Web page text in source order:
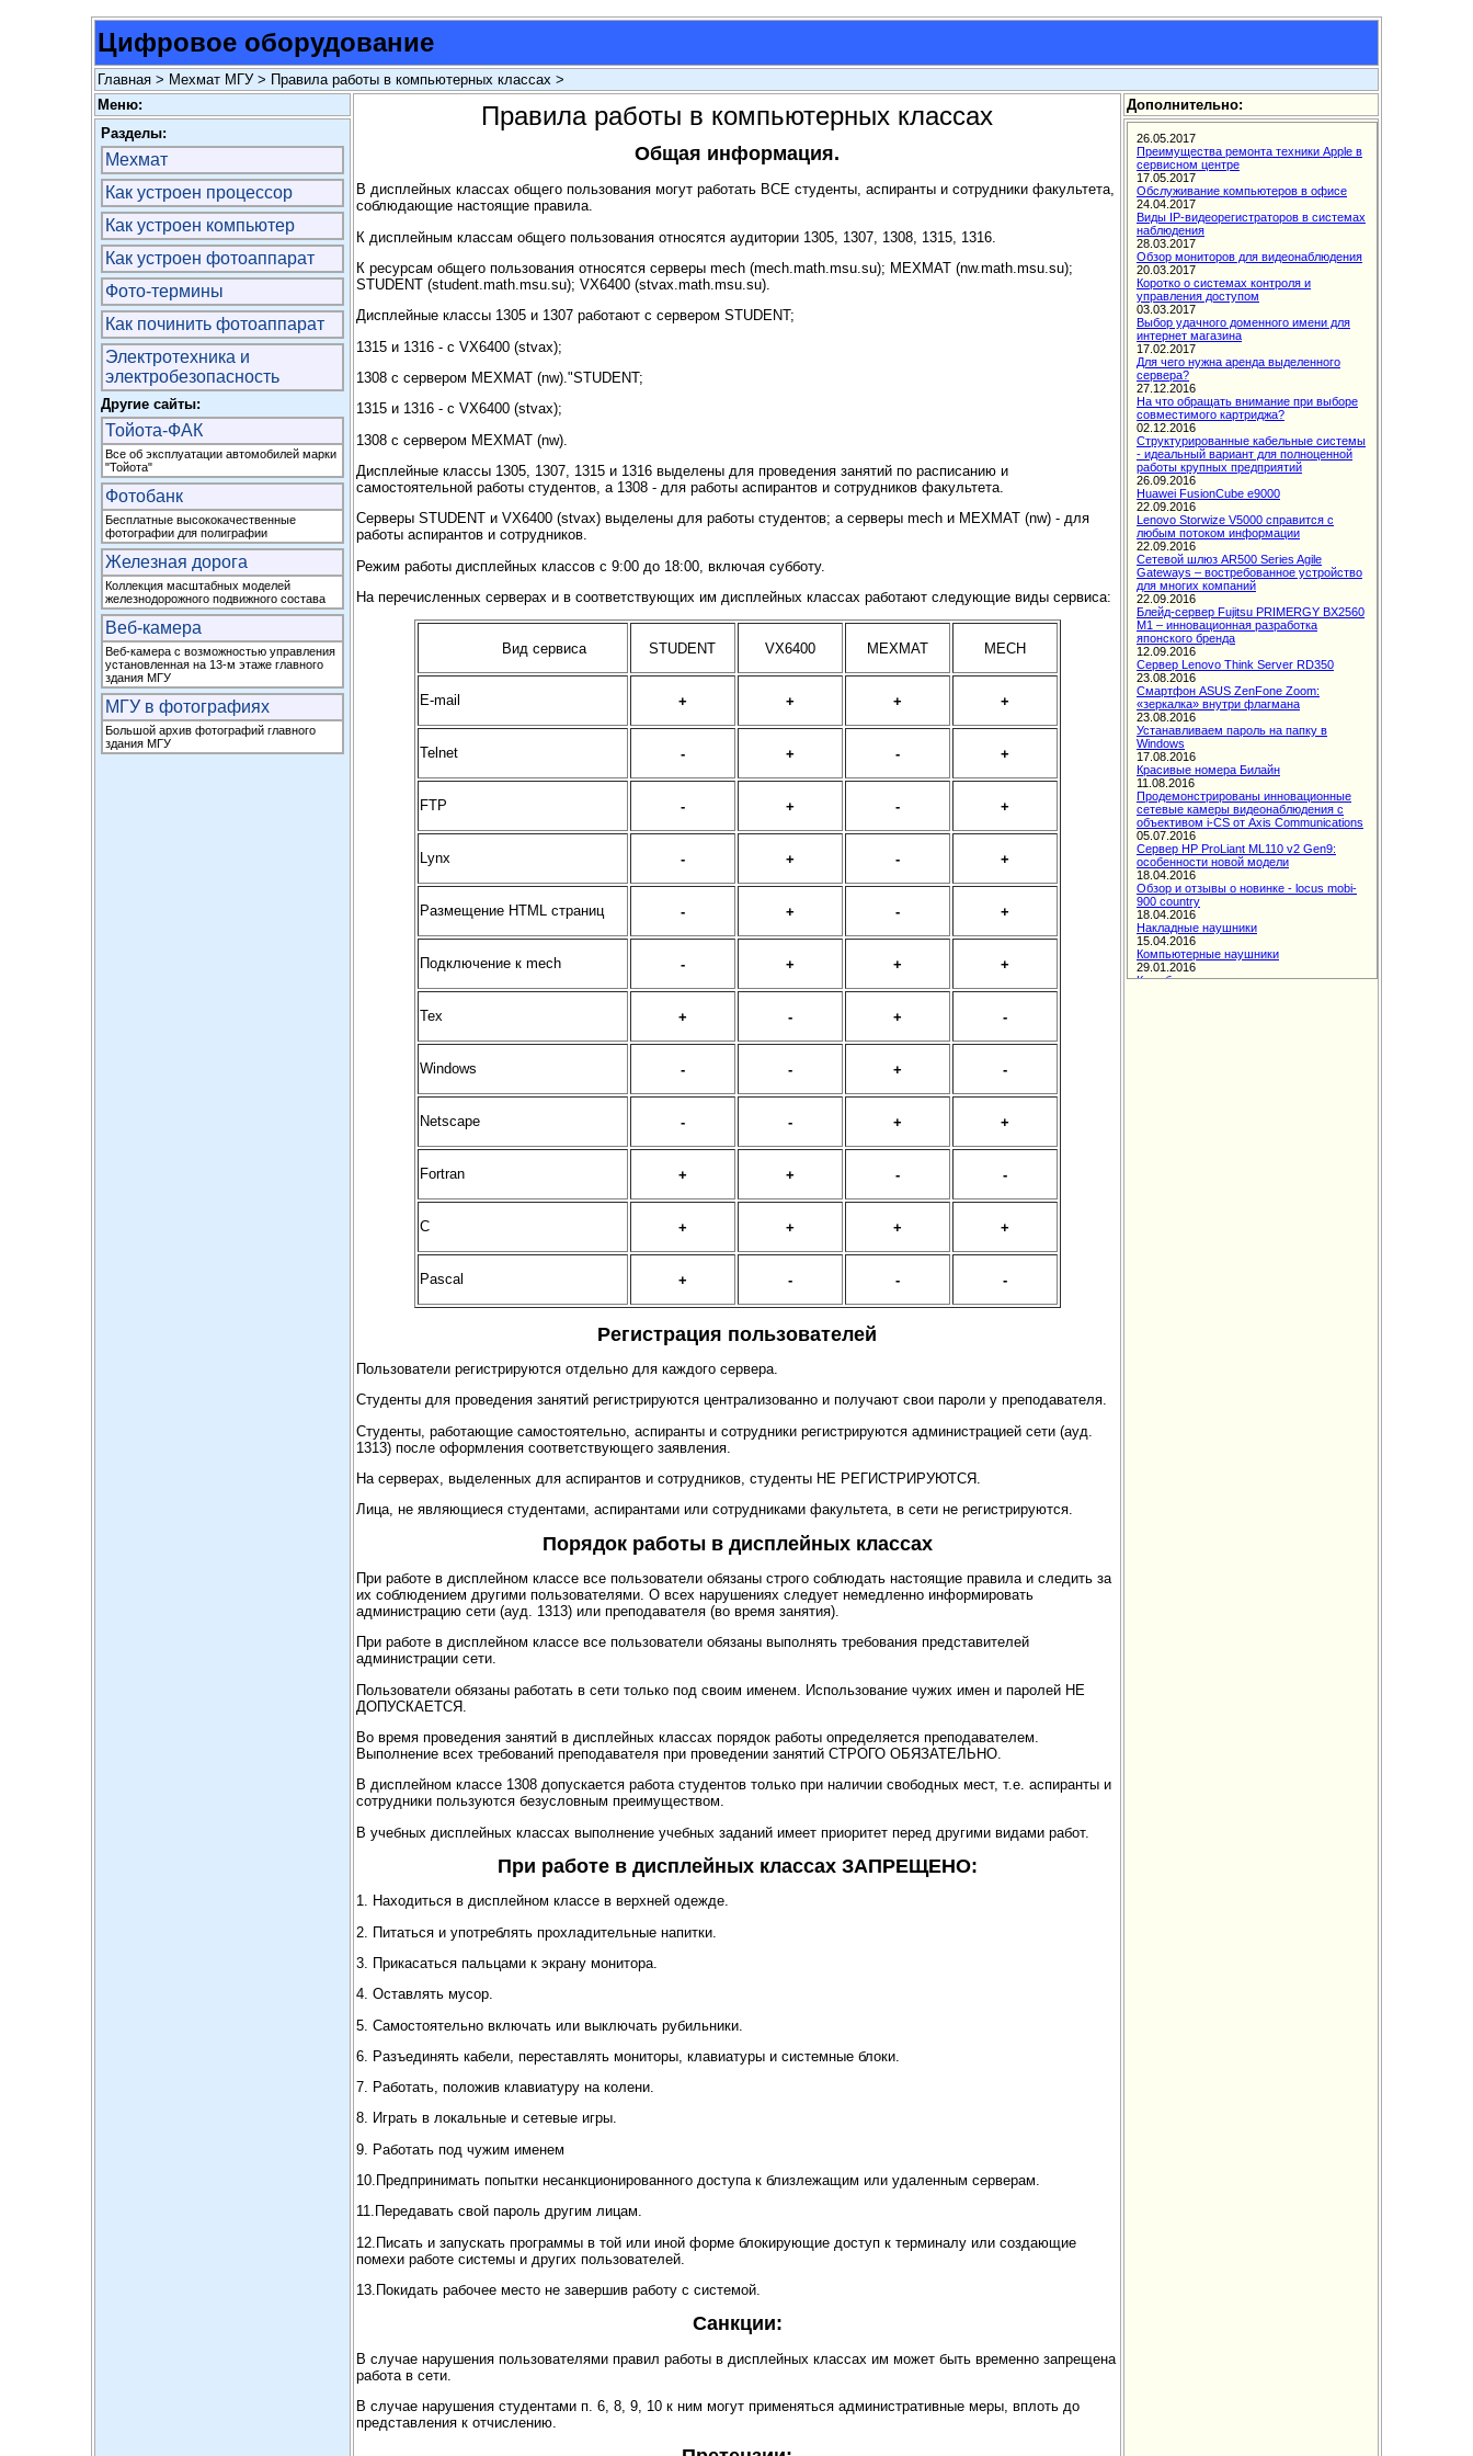
Цифровое оборудование
Главная > Мехмат МГУ> Правила работы в компьютерных классах >
Меню:
Правила работы в компьютерных классах
Общая информация.
В дисплейных классах общего пользования могут работать ВСЕ студенты, аспиранты и сотрудники факультета,
соблюдающие настоящие правила.
К дисплейным классам общего пользования относятся аудитории 1305, 1307, 1308, 1315, 1316.
К ресурсам общего пользования относятся серверы mech (mech.math.msu.su); MEXMAT (nw.math.msu.su);
STUDENT (student.math.msu.su); VX6400 (stvax.math.msu.su).
Дисплейные классы 1305 и 1307 работают с сервером STUDENT;
1315 и 1316 - с VX6400 (stvax);
1308 с сервером MEXMAT (nw)."STUDENT;
1315 и 1316 - с VX6400 (stvax);
1308 с сервером MEXMAT (nw).
Дисплейные классы 1305, 1307, 1315 и 1316 выделены для проведения занятий по расписанию и
самостоятельной работы студентов, а 1308 - для работы аспирантов и сотрудников факультета.
Серверы STUDENT и VX6400 (stvax) выделены для работы студентов; а серверы mech и MEXMAT (nw) - для
работы аспирантов и сотрудников.
Режим работы дисплейных классов с 9:00 до 18:00, включая субботу.
На перечисленных серверах и в соответствующих им дисплейных классах работают следующие виды сервиса:
Вид сервиса STUDENT VX6400 MEXMAT MECH
E-mail + + + +
Telnet - + - +
FTP - + - +
Lynx - + - +
Размещение HTML страниц - + - +
Подключение к mech - + + +
Tex + - + -
Windows - - + -
Netscape - - + +
Fortran + + - -
C + + + +
Pascal + - - -
Регистрация пользователей
Пользователи регистрируются отдельно для каждого сервера.
Студенты для проведения занятий регистрируются централизованно и получают свои пароли у преподавателя.
Студенты, работающие самостоятельно, аспиранты и сотрудники регистрируются администрацией сети (ауд.
1313) после оформления соответствующего заявления.
На серверах, выделенных для аспирантов и сотрудников, студенты НЕ РЕГИСТРИРУЮТСЯ.
Лица, не являющиеся студентами, аспирантами или сотрудниками факультета, в сети не регистрируются.
Порядок работы в дисплейных классах
При работе в дисплейном классе все пользователи обязаны строго соблюдать настоящие правила и следить за
их соблюдением другими пользователями. О всех нарушениях следует немедленно информировать
администрацию сети (ауд. 1313) или преподавателя (во время занятия).
При работе в дисплейном классе все пользователи обязаны выполнять требования представителей
администрации сети.
Пользователи обязаны работать в сети только под своим именем. Использование чужих имен и паролей НЕ
ДОПУСКАЕТСЯ.
Во время проведения занятий в дисплейных классах порядок работы определяется преподавателем.
Выполнение всех требований преподавателя при проведении занятий СТРОГО ОБЯЗАТЕЛЬНО.
В дисплейном классе 1308 допускается работа студентов только при наличии свободных мест, т.е. аспиранты и
сотрудники пользуются безусловным преимуществом.
В учебных дисплейных классах выполнение учебных заданий имеет приоритет перед другими видами работ.
При работе в дисплейных классах ЗАПРЕЩЕНО:
1. Находиться в дисплейном классе в верхней одежде.
2. Питаться и употреблять прохладительные напитки.
3. Прикасаться пальцами к экрану монитора.
4. Оставлять мусор.
5. Самостоятельно включать или выключать рубильники.
6. Разъединять кабели, переставлять мониторы, клавиатуры и системные блоки.
7. Работать, положив клавиатуру на колени.
8. Играть в локальные и сетевые игры.
9. Работать под чужим именем
10.Предпринимать попытки несанкционированного доступа к близлежащим или удаленным серверам.
11.Передавать свой пароль другим лицам.
12.Писать и запускать программы в той или иной форме блокирующие доступ к терминалу или создающие
помехи работе системы и других пользователей.
13.Покидать рабочее место не завершив работу с системой.
Санкции:
В случае нарушения пользователями правил работы в дисплейных классах им может быть временно запрещена
работа в сети.
В случае нарушения студентами п. 6, 8, 9, 10 к ним могут применяться административные меры, вплоть до
представления к отчислению.
Дополнительно:
Разделы:
Мехмат
Как устроен процессор
Как устроен компьютер
Как устроен фотоаппарат
Фото-термины
Как починить фотоаппарат
Электротехника и
электробезопасность
Другие сайты:
Тойота-ФАК
Все об эксплуатации автомобилей марки
"Тойота"
Фотобанк
Бесплатные высококачественные
фотографии для полиграфии
Железная дорога
Коллекция масштабных моделей
железнодорожного подвижного состава
Веб-камера
Веб-камера с возможностью управления
установленная на 13-м этаже главного
здания МГУ
МГУ в фотографиях
Большой архив фотографий главного
здания МГУ